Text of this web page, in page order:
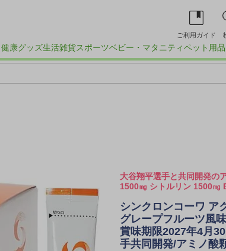
ご利用ガイド
健康グッズ生活雑貨スポーツベビー・マタニティペット用品
大谷翔平選手と共同開発の
1500㎎ シトルリン 1500㎎
シンクロンコーワ ア
グレープフルーツ風
賞味期限2027年4月
手共同開発/アミノ酸